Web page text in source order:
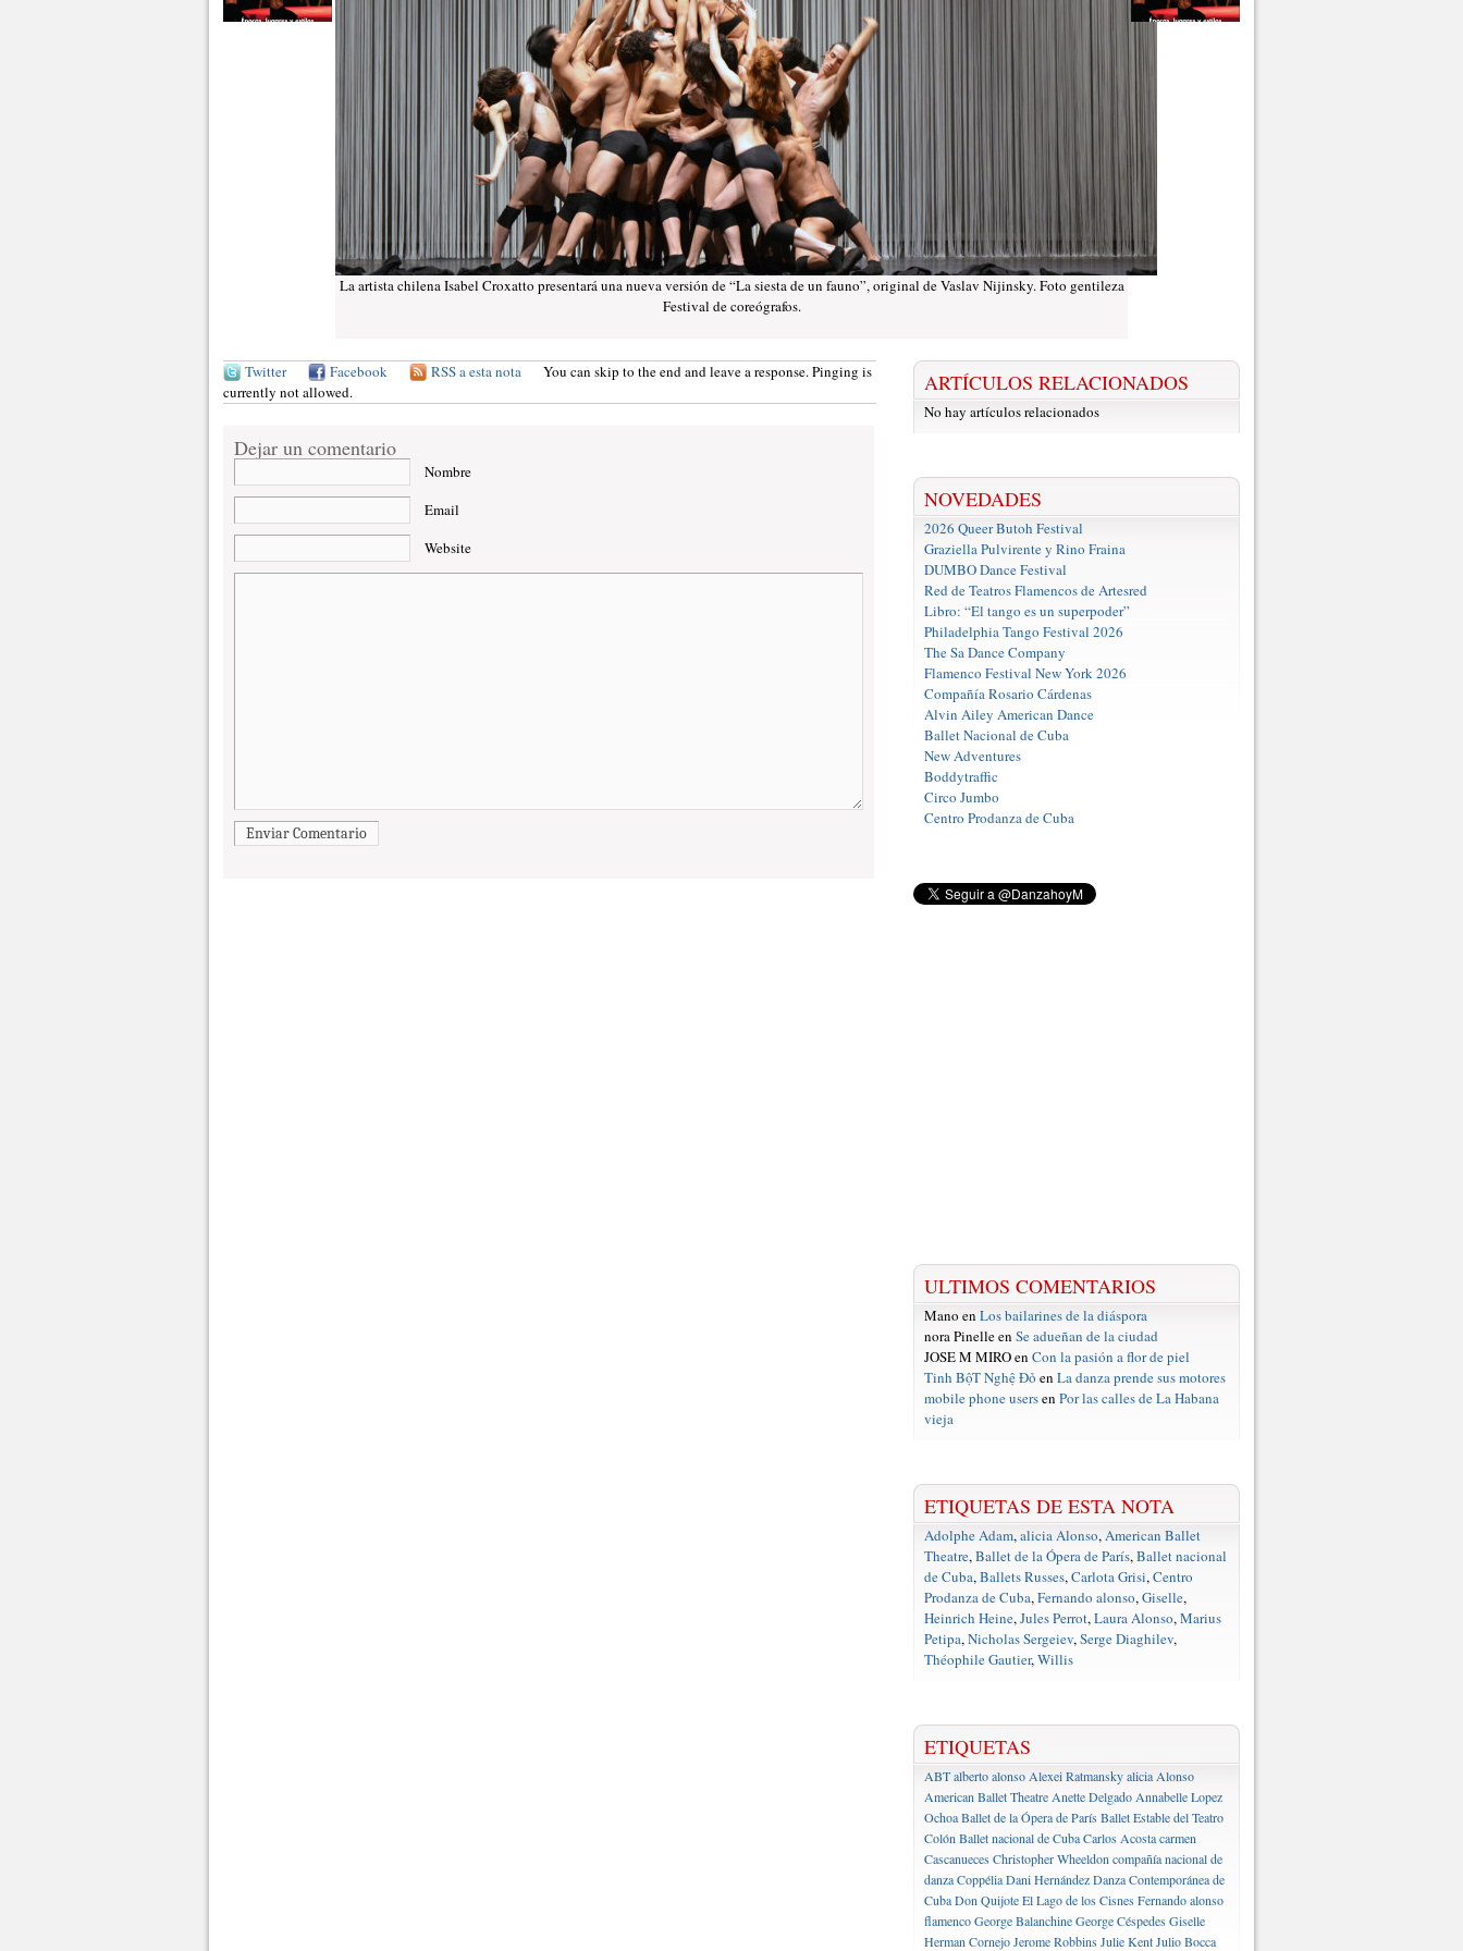
La artista chilena Isabel Croxatto presentará una nueva versión de “La siesta de un fauno”, original de Vaslav Nijinsky. Foto gentileza
Festival de coreógrafos.
Twitter Facebook RSS a esta nota
You can skip to the end and leave a response. Pinging is
currently not allowed.
Dejar un comentario
Nombre
Email
Website
Enviar Comentario
ARTÍCULOS RELACIONADOS
No hay artículos relacionados
NOVEDADES
2026 Queer Butoh Festival
Graziella Pulvirente y Rino Fraina
DUMBO Dance Festival
Red de Teatros Flamencos de Artesred
Libro: “El tango es un superpoder”
Philadelphia Tango Festival 2026
The Sa Dance Company
Flamenco Festival New York 2026
Compañía Rosario Cárdenas
Alvin Ailey American Dance
Ballet Nacional de Cuba
New Adventures
Boddytraffic
Circo Jumbo
Centro Prodanza de Cuba
ULTIMOS COMENTARIOS
Mano en Los bailarines de la diáspora
nora Pinelle en Se adueñan de la ciudad
JOSE M MIRO en Con la pasión a flor de piel
Tinh BộT Nghệ Đỏ en La danza prende sus motores
mobile phone usersen Por las calles de La Habana
vieja
ETIQUETAS DE ESTA NOTA
Adolphe Adam,alicia Alonso,American Ballet
Theatre,Ballet de la Ópera de París,Ballet nacional
de Cuba,Ballets Russes,Carlota Grisi,Centro
Prodanza de Cuba,Fernando alonso,Giselle,
Heinrich Heine,Jules Perrot,Laura Alonso,Marius
Petipa,Nicholas Sergeiev,Serge Diaghilev,
Théophile Gautier,Willis
ETIQUETAS
ABTalberto alonso Alexei Ratmanskyalicia Alonso
American Ballet Theatre Anette Delgado Annabelle Lopez
OchoaBallet de la Ópera de ParísBallet Estable del Teatro
Colón Ballet nacional de CubaCarlos Acostacarmen
CascanuecesChristopher Wheeldon compañía nacional de
danzaCoppéliaDani HernándezDanza Contemporánea de
CubaDon QuijoteEl Lago de los CisnesFernando alonso
flamencoGeorge BalanchineGeorge CéspedesGiselle
Herman CornejoJerome RobbinsJulie KentJulio Bocca